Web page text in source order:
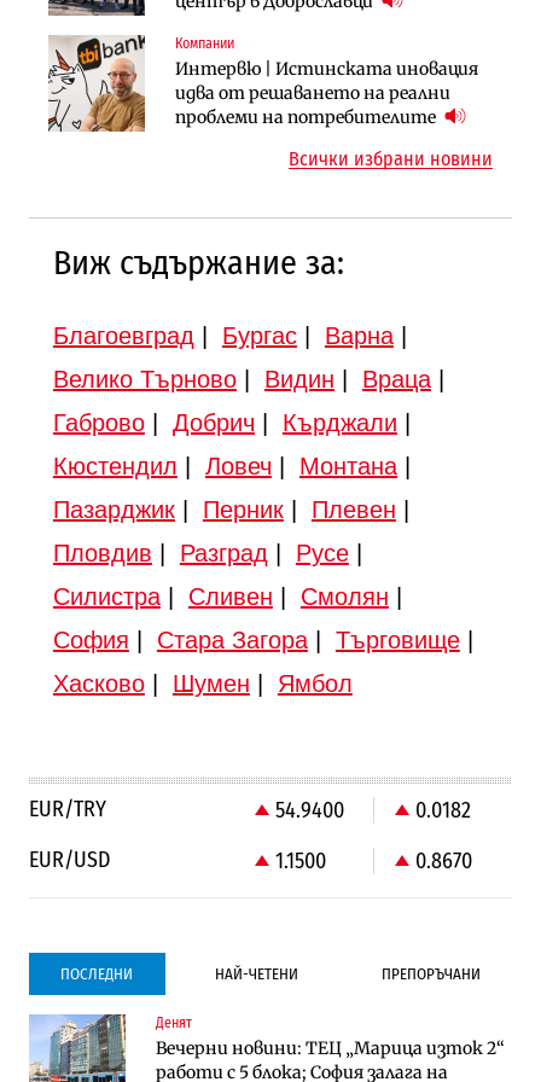
Компании
Интервю | Истинската иновация
идва от решаването на реални
проблеми на потребителите
Инфраструктура
АПИ възложи промяната на
парцеларния план за
Инфраструктура
Вторият мост над Варненското
езеро става част от бъдещата
Всички избрани новини
Виж съдържание за:
Благоевград Бургас| Варна|
Велико Търново| Видин Враца|
Габрово| Добрич Кърджали
Кюстендил
Ловеч Монтана|
Пазарджик| Перник| Плевен
Пловдив
Разград Русе|
Силистра| Сливен Смолян
София
Стара Загора| Търговище|
Хасково| Шумен Ямбол
EUR/TRY 54.9400
0.0182
EUR/USD
1.1500 0.8670
ПОСЛЕДНИ НАЙ-ЧЕТЕНИ ПРЕПОРЪЧАНИ
Денят
Вечерни новини: ТЕЦ „Марица изток 2“
работи с 5 блока; София залага на
Градоустройство
Столична община избра изпълнител за
преместването на трамвайното
Компании
Vivacom предлага над 150 устройства с
90% отстъпка през август